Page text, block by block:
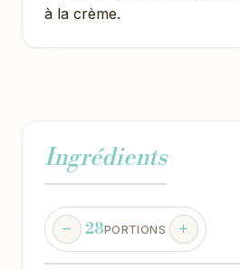
à la crème.
Ingrédients
28PORTIONS